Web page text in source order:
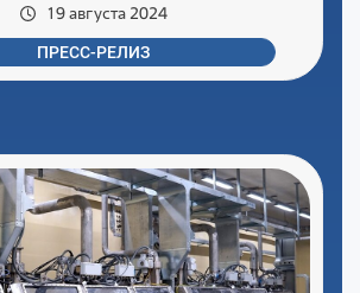
19 августа 2024
ПРЕСС-РЕЛИЗ